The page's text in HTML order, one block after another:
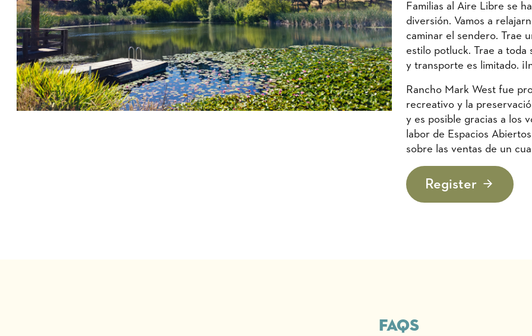
Familias al Aire Libre se
diversión. Vamos a
caminar el sendero. Trae
estilo potluck. Trae a toda
y transporte es limitado.
Rancho Mark West fue
recreativo y la
y es posible gracias a los
labor de Espacios
sobre las ventas de un
Register
Faqs